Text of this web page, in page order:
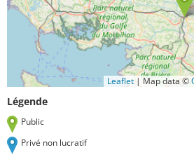
Leaflet | Map data ©
Légende
Public
Privé non lucratif